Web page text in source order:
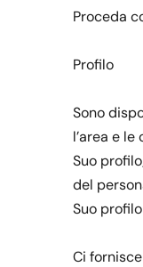
Proceda
Profilo
Sono
l’area e
Suo
del
Suo
Ci